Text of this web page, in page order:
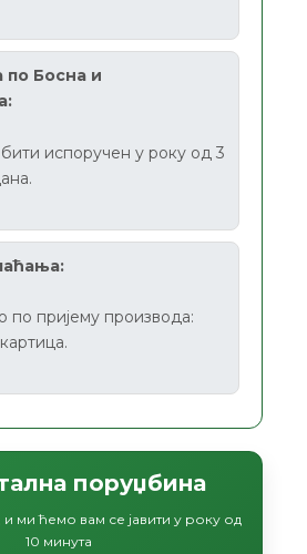
по Босна и
испоручен у року од 3
по пријему производа:
поруџбина
ми ћемо вам се јавити у року од
10 минута